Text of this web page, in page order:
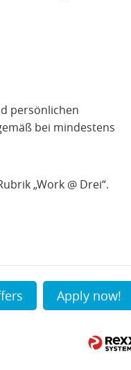
persönlichen
bei mindestens
„Work @ Drei“.
Apply now!